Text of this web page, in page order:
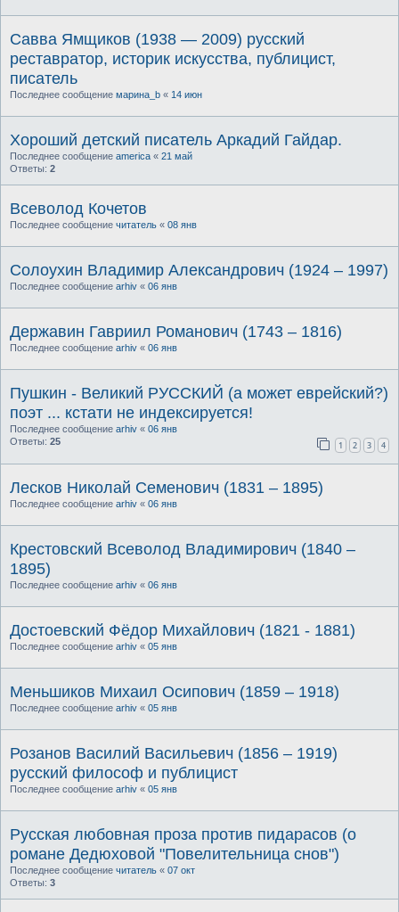
Савва Ямщиков (1938 — 2009) русский
реставратор, историк искусства, публицист,
писатель
Последнее сообщение марина_b « 14 июн
Хороший детский писатель Аркадий Гайдар.
Последнее сообщение america « 21 май
Ответы: 2
Всеволод Кочетов
Последнее сообщение читатель « 08 янв
Солоухин Владимир Александрович (1924 – 1997)
Последнее сообщение arhiv « 06 янв
Державин Гавриил Романович (1743 – 1816)
Последнее сообщение arhiv « 06 янв
Пушкин - Великий РУССКИЙ (а может еврейский?)
поэт ... кстати не индексируется!
Последнее сообщение arhiv « 06 янв
Ответы: 25 1 2 3 4
Лесков Николай Семенович (1831 – 1895)
Последнее сообщение arhiv « 06 янв
Крестовский Всеволод Владимирович (1840 –
1895)
Последнее сообщение arhiv « 06 янв
Достоевский Фёдор Михайлович (1821 - 1881)
Последнее сообщение arhiv « 05 янв
Меньшиков Михаил Осипович (1859 – 1918)
Последнее сообщение arhiv « 05 янв
Розанов Василий Васильевич (1856 – 1919)
русский философ и публицист
Последнее сообщение arhiv « 05 янв
Русская любовная проза против пидарасов (о
романе Дедюховой "Повелительница снов")
Последнее сообщение читатель « 07 окт
Ответы: 3